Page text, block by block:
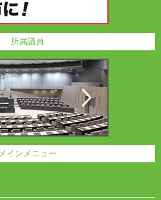
所属議員
メインメニュー